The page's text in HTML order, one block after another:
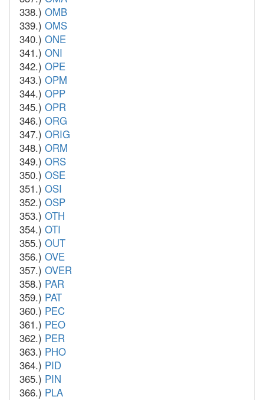
338.) OMB
339.) OMS
340.) ONE
341.) ONI
342.) OPE
343.) OPM
344.) OPP
345.) OPR
346.) ORG
347.) ORIG
348.) ORM
349.) ORS
350.) OSE
351.) OSI
352.) OSP
353.) OTH
354.) OTI
355.) OUT
356.) OVE
357.) OVER
358.) PAR
359.) PAT
360.) PEC
361.) PEO
362.) PER
363.) PHO
364.) PID
365.) PIN
366.) PLA